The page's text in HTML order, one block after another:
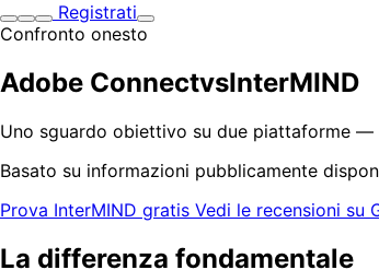
Registrati
Confronto onesto
Adobe ConnectvsInterMIND
Uno sguardo obiettivo su due piattaforme —
Basato su informazioni pubblicamente
Prova InterMIND gratis Vedi le recensioni su
La differenza fondamentale